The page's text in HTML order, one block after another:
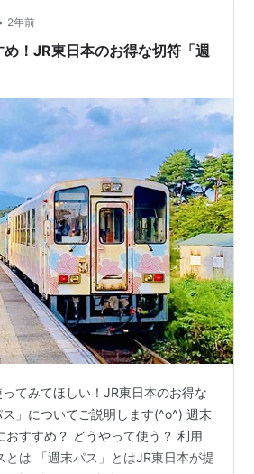
2年前
！JR東日本のお得な切符「週
てみてほしい！JR東日本のお得な
」についてご説明します(^o^) 週末
おすすめ？ どうやって使う？ 利用
とは 「週末パス」とはJR東日本が提